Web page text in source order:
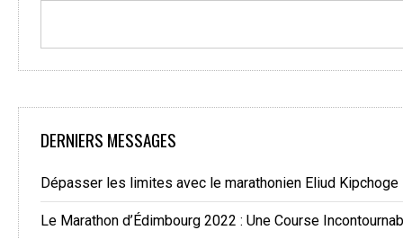
DERNIERS MESSAGES
Dépasser les limites avec le marathonien Eliud Kipchoge
Le Marathon d’Édimbourg 2022 : Une Course